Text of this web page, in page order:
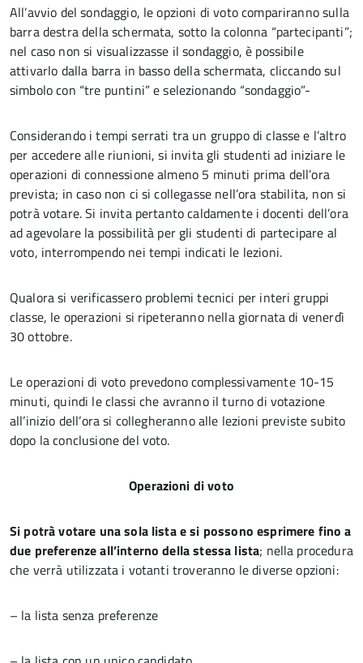
All’avvio del sondaggio, le opzioni di voto compariranno sulla
barra destra della schermata, sotto la colonna “partecipanti”;
nel caso non si visualizzasse il sondaggio, è possibile
attivarlo dalla barra in basso della schermata, cliccando sul
simbolo con “tre puntini” e selezionando “sondaggio”-
Considerando i tempi serrati tra un gruppo di classe e l’altro
per accedere alle riunioni, si invita gli studenti ad iniziare le
operazioni di connessione almeno 5 minuti prima dell’ora
prevista; in caso non ci si collegasse nell’ora stabilita, non si
potrà votare. Si invita pertanto caldamente i docenti dell’ora
ad agevolare la possibilità per gli studenti di partecipare al
voto, interrompendo nei tempi indicati le lezioni.
Qualora si verificassero problemi tecnici per interi gruppi
classe, le operazioni si ripeteranno nella giornata di venerdì
30 ottobre.
Le operazioni di voto prevedono complessivamente 10-15
minuti, quindi le classi che avranno il turno di votazione
all’inizio dell’ora si collegheranno alle lezioni previste subito
dopo la conclusione del voto.
Operazioni di voto
Si potrà votare una sola lista e si possono esprimere fino a
due preferenze all’interno della stessa lista; nella procedura
che verrà utilizzata i votanti troveranno le diverse opzioni:
– la lista senza preferenze